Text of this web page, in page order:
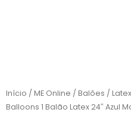
Início / ME Online / Balões /
Balloons 1 Balão Latex 24″ Azul